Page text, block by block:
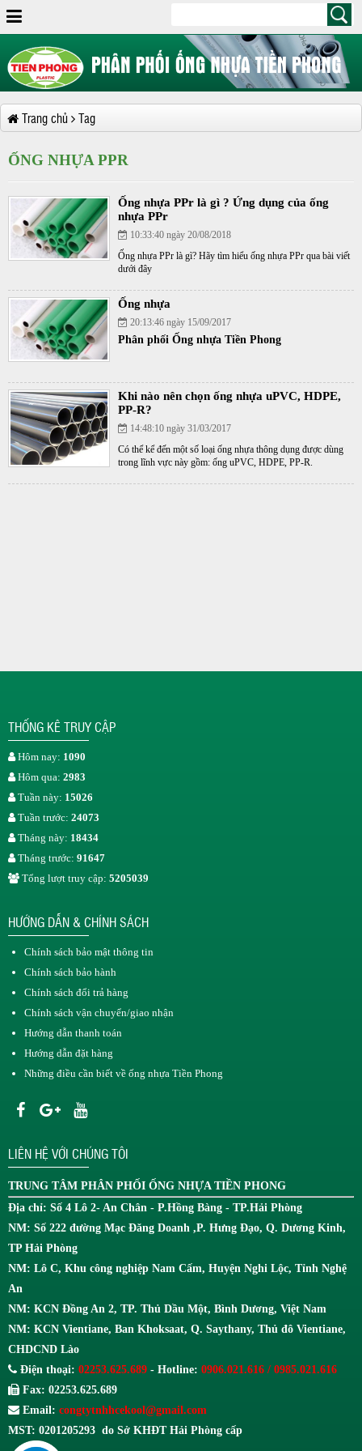
Trang chủ Tag
ỐNG NHỰA PPR
Ống nhựa PPr là gì ? Ứng dụng của ống
nhựa PPr
10:33:40 ngày 20/08/2018
Ống nhựa PPr là gì? Hãy tìm hiểu ống nhựa PPr qua bài viết
dưới đây
Ống nhựa
20:13:46 ngày 15/09/2017
Phân phối Ống nhựa Tiền Phong
Khi nào nên chọn ống nhựa uPVC, HDPE,
PP-R?
14:48:10 ngày 31/03/2017
Có thể kể đến một số loại ống nhựa thông dụng được dùng
trong lĩnh vực này gồm: ống uPVC, HDPE, PP-R.
THỐNG KÊ TRUY CẬP
Hôm nay: 1090
Hôm qua: 2983
Tuần này: 15026
Tuần trước: 24073
Tháng này: 18434
Tháng trước: 91647
Tổng lượt truy cập: 5205039
HƯỚNG DẪN & CHÍNH SÁCH
Chính sách bảo mật thông tin
Chính sách bảo hành
Chính sách đổi trả hàng
Chính sách vận chuyển/giao nhận
Hướng dẫn thanh toán
Hướng dẫn đặt hàng
Những điều cần biết về ống nhựa Tiền Phong
LIÊN HỆ VỚI CHÚNG TÔI
TRUNG TÂM PHÂN PHỐI ỐNG NHỰA TIỀN PHONG
Địa chỉ: Số 4 Lô 2- An Chân - P.Hồng Bàng - TP.Hải Phòng
NM: Số 222 đường Mạc Đăng Doanh ,P. Hưng Đạo, Q. Dương Kinh,
TP Hải Phòng
NM: Lô C, Khu công nghiệp Nam Cấm, Huyện Nghi Lộc, Tỉnh Nghệ
An
NM: KCN Đồng An 2, TP. Thủ Dầu Một, Bình Dương, Việt Nam
NM: KCN Vientiane, Ban Khoksaat, Q. Saythany, Thủ đô Vientiane,
CHDCND Lào
Điện thoại: 02253.625.689 - Hotline: 0906.021.616 / 0985.021.616
Fax: 02253.625.689
Email: congtytnhhcekool@gmail.com
MST: 0201205293 do Sở KHĐT Hải Phòng cấp